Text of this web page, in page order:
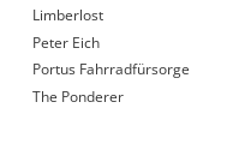
Limberlost
Peter Eich
Portus Fahrradfürsorge
The Ponderer